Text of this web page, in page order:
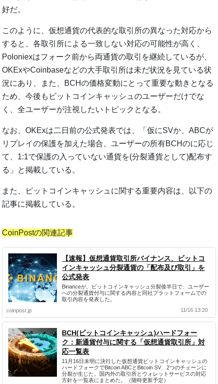
好だ。
このように、仮想通貨の代表的な取引所の異なった対応から
すると、各取引所による一致しない対応の可能性が高く、
Poloniexはフォーク前から両通貨の取引を継続しているが、
OKExやCoinbaseなどの大手取引所は未だ状況を見ている状
況にあり、また、BCHの価格変動にとって重要な動きとなる
ため、今後もビットコインキャッシュのユーザーだけでな
く、全ユーザーが注視したいトピックとなる。
なお、OKExは二日前の公式発表では、「仮にSVか、ABCが
リプレイの保護を加えた場合、ユーザーの所有BCHのに応じ
て、1:1で保護の入っていない通貨を(分裂通貨として)配布す
る」と掲載している。
また、ビットコインキャッシュに関する重要内容は、以下の
記事に掲載している。
CoinPostの関連記事
【速報】仮想通貨取引所バイナンス、ビットコ
インキャッシュ分裂通貨の「配布及び取引」を
公式発表
Binanceが、ビットコインキャッシュ分裂後半日で、ユーザー
への分裂通貨付与に関する内容と同社プラットフォームでの
取引内容を発表した。
coinpost.jp
11/16 13:20
BCH(ビットコインキャッシュ)ハードフォー
ク：新通貨付与に関する「仮想通貨取引所」対
応一覧表
11月16日未明に決行した仮想通貨ビットコインキャッシュの
ハードフォークでBitcoin ABCとBitcoin SV、2つのチェーンに
分裂が生じた。国内外の取引所とウォレットサービスの対応
方針を一覧表にまとめた。（随時更新予定）